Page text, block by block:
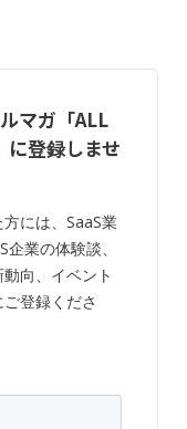
マガ「ALL
に登録しませ
には、SaaS業
業の体験談、
向、イベント
登録くださ